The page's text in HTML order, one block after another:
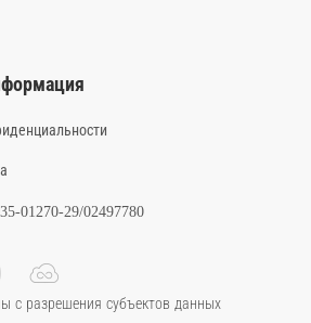
01270-29/02497780
с разрешения субъектов данных